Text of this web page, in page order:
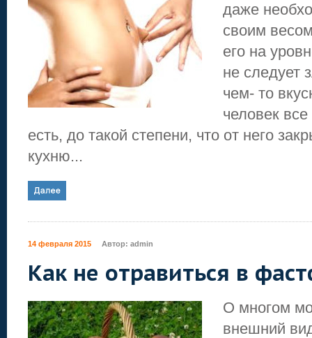
даже
своим
его на
не следует
чем- то
человек
есть, до такой степени, что от него
кухню...
14 февраля 2015 Автор: admin
Как не отравиться в
О многом
внешний